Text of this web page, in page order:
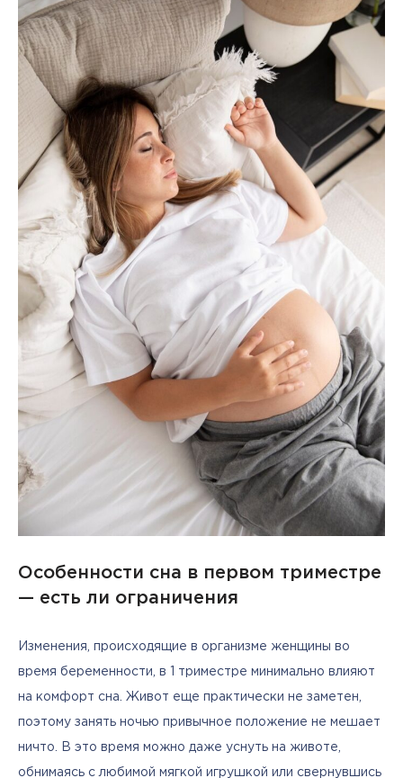
Особенности сна в первом триместре
— есть ли ограничения
Изменения, происходящие в организме женщины во
время беременности, в 1 триместре минимально влияют
на комфорт сна. Живот еще практически не заметен,
поэтому занять ночью привычное положение не мешает
ничто. В это время можно даже уснуть на животе,
обнимаясь с любимой мягкой игрушкой или свернувшись